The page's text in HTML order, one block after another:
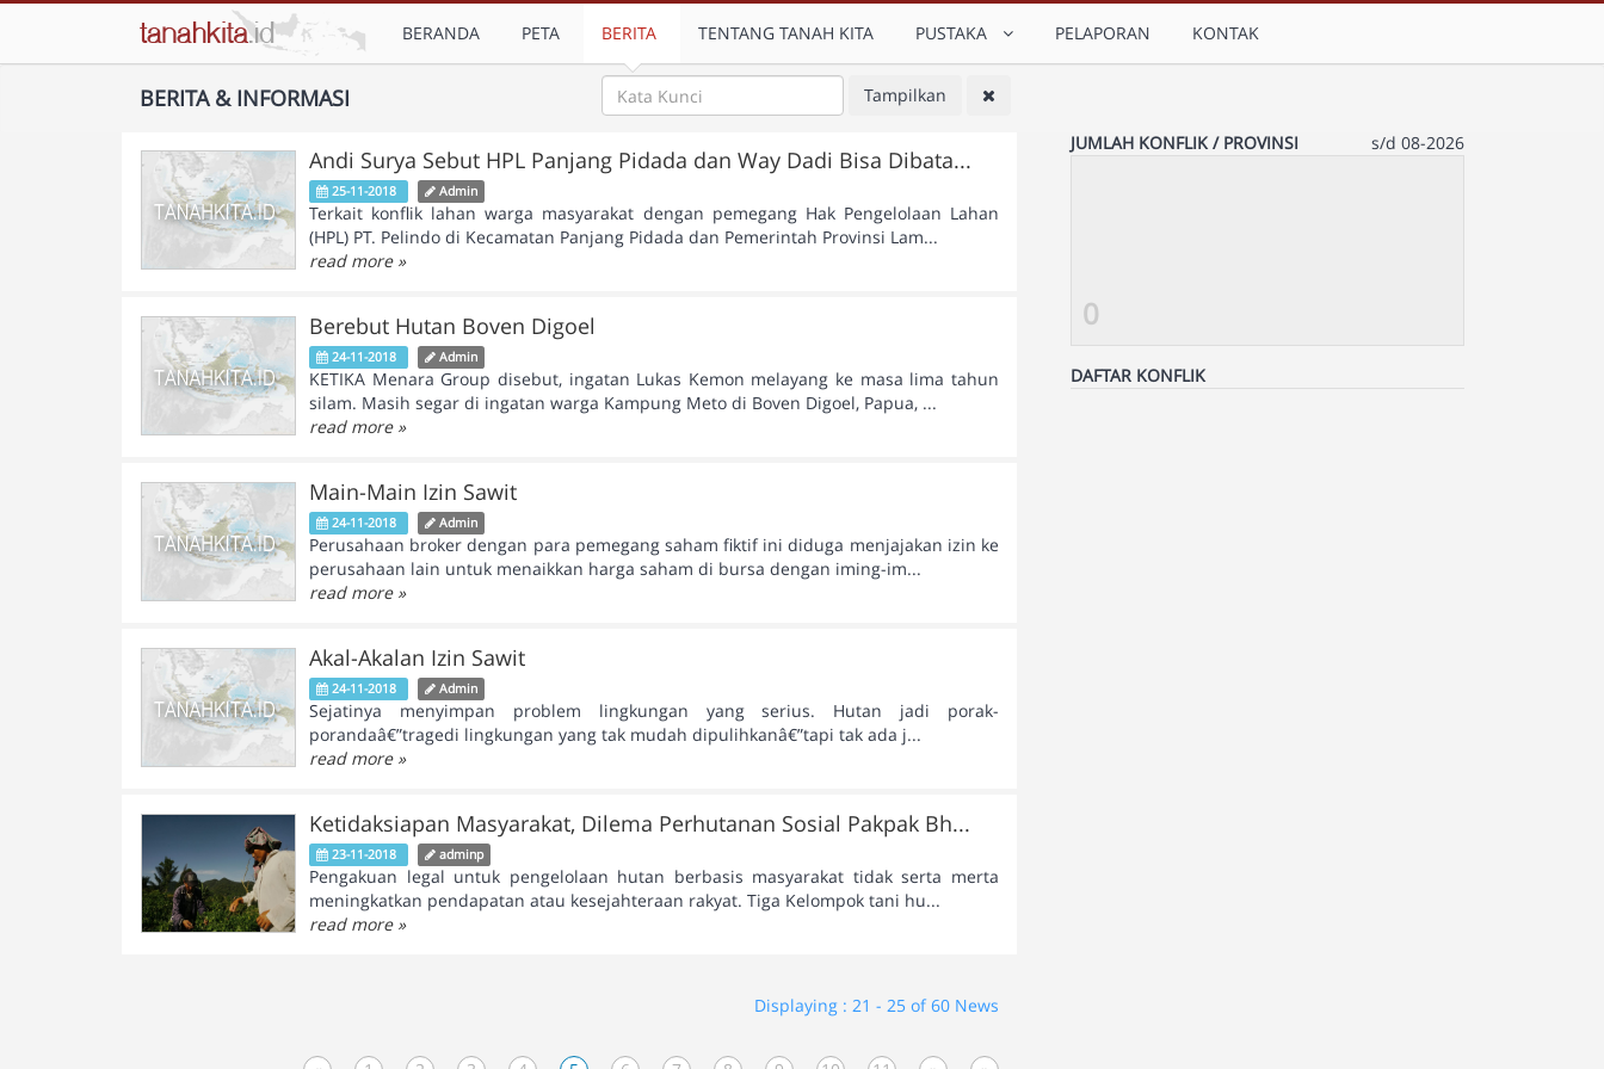
BERANDA PETA BERITA TENTANG TANAH KITA PUSTAKA PELAPORAN KONTAK
BERITA & INFORMASI Tampilkan
Andi Surya Sebut HPL Panjang Pidada dan Way Dadi Bisa Dibata...
25-11-2018 Admin
Terkait konflik lahan warga masyarakat dengan pemegang Hak Pengelolaan Lahan
(HPL) PT. Pelindo di Kecamatan Panjang Pidada dan Pemerintah Provinsi Lam...
read more »
Berebut Hutan Boven Digoel
24-11-2018 Admin
KETIKA Menara Group disebut, ingatan Lukas Kemon melayang ke masa lima tahun
silam. Masih segar di ingatan warga Kampung Meto di Boven Digoel, Papua, ...
read more »
Main-Main Izin Sawit
24-11-2018 Admin
Perusahaan broker dengan para pemegang saham fiktif ini diduga menjajakan izin ke
perusahaan lain untuk menaikkan harga saham di bursa dengan iming-im...
read more »
Akal-Akalan Izin Sawit
24-11-2018 Admin
Sejatinya menyimpan problem lingkungan yang serius. Hutan jadi porak-
porandaâ€”tragedi lingkungan yang tak mudah dipulihkanâ€”tapi tak ada j...
read more »
Ketidaksiapan Masyarakat, Dilema Perhutanan Sosial Pakpak Bh...
23-11-2018 adminp
Pengakuan legal untuk pengelolaan hutan berbasis masyarakat tidak serta merta
meningkatkan pendapatan atau kesejahteraan rakyat. Tiga Kelompok tani hu...
read more »
Displaying : 21 - 25 of 60 News
JUMLAH KONFLIK / PROVINSI s/d 08-2026
0
DAFTAR KONFLIK